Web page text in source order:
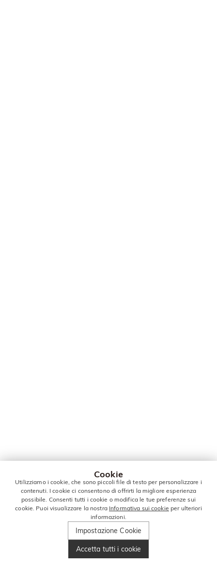
Cookie
Utilizziamo i cookie, che sono piccoli file di testo per personalizzare i
contenuti. I cookie ci consentono di offrirti la migliore esperienza
possibile. Consenti tutti i cookie o modifica le tue preferenze sui
cookie. Puoi visualizzare la nostra Informativa sui cookie per ulteriori
informazioni.
Impostazione Cookie
Accetta tutti i cookie